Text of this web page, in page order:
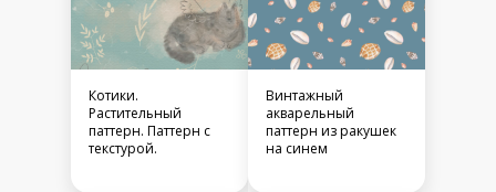
Котики.
Растительный
паттерн. Паттерн с
текстурой.
Винтажный
акварельный
паттерн из ракушек
на синем